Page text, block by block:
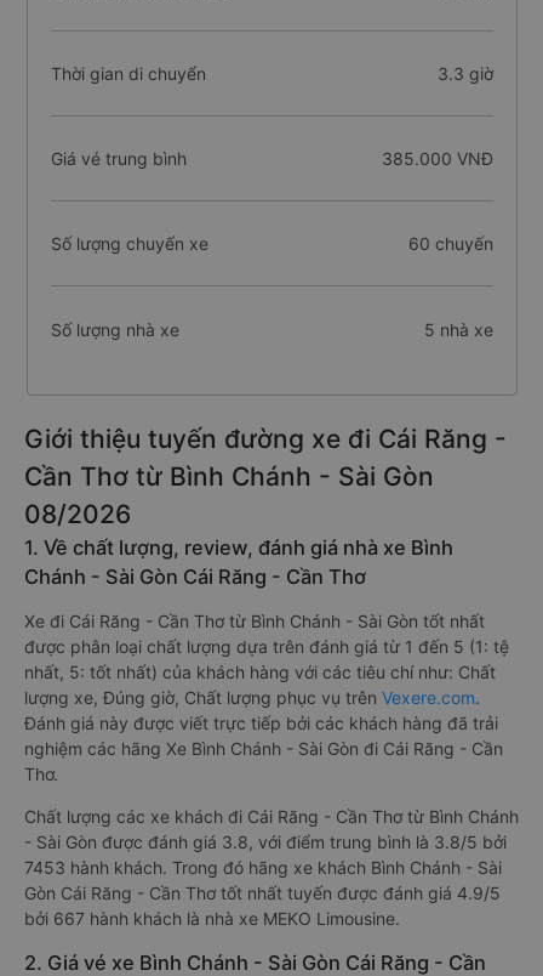
Thời gian di chuyển 3.3 giờ
Giá vé trung bình 385.000 VNĐ
Số lượng chuyến xe 60 chuyến
Số lượng nhà xe 5 nhà xe
Giới thiệu tuyến đường xe đi Cái Răng -
Cần Thơ từ Bình Chánh - Sài Gòn
08/2026
1. Về chất lượng, review, đánh giá nhà xe Bình
Chánh - Sài Gòn Cái Răng - Cần Thơ
Xe đi Cái Răng - Cần Thơ từ Bình Chánh - Sài Gòn tốt nhất
được phân loại chất lượng dựa trên đánh giá từ 1 đến 5 (1: tệ
nhất, 5: tốt nhất) của khách hàng với các tiêu chí như: Chất
lượng xe, Đúng giờ, Chất lượng phục vụ trên Vexere.com.
Đánh giá này được viết trực tiếp bởi các khách hàng đã trải
nghiệm các hãng Xe Bình Chánh - Sài Gòn đi Cái Răng - Cần
Thơ.
Chất lượng các xe khách đi Cái Răng - Cần Thơ từ Bình Chánh
- Sài Gòn được đánh giá 3.8, với điểm trung bình là 3.8/5 bởi
7453 hành khách. Trong đó hãng xe khách Bình Chánh - Sài
Gòn Cái Răng - Cần Thơ tốt nhất tuyến được đánh giá 4.9/5
bởi 667 hành khách là nhà xe MEKO Limousine.
2. Giá vé xe Bình Chánh - Sài Gòn Cái Răng - Cần